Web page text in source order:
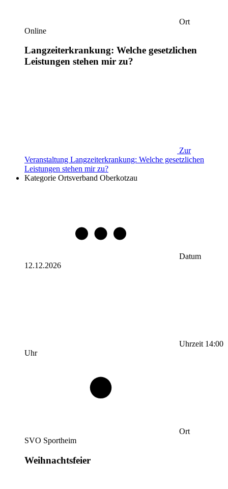
Ort
Online
Langzeiterkrankung: Welche gesetzlichen
Leistungen stehen mir zu?
Zur
Veranstaltung Langzeiterkrankung: Welche gesetzlichen
Leistungen stehen mir zu?
Kategorie Ortsverband Oberkotzau
Datum
12.12.2026
Uhrzeit 14:00
Uhr
Ort
SVO Sportheim
Weihnachtsfeier